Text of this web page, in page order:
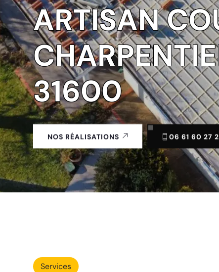
ARTISAN
31600
NOS RÉALISATIONS 06 61 60 27
Services